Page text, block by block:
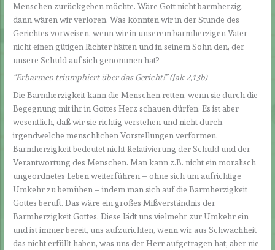
Menschen zurückgeben möchte. Wäre Gott nicht barmherzig,
dann wären wir verloren. Was könnten wir in der Stunde des
Gerichtes vorweisen, wenn wir in unserem barmherzigen Vater
nicht einen gütigen Richter hätten und in seinem Sohn den, der
unsere Schuld auf sich genommen hat?
“Erbarmen triumphiert über das Gericht!”(Jak 2,13b)
Die Barmherzigkeit kann die Menschen retten, wenn sie durch die
Begegnung mit ihr in Gottes Herz schauen dürfen. Es ist aber
wesentlich, daß wir sie richtig verstehen und nicht durch
irgendwelche menschlichen Vorstellungen verformen.
Barmherzigkeit bedeutet nicht Relativierung der Schuld und der
Verantwortung des Menschen. Man kann z.B. nicht ein moralisch
ungeordnetes Leben weiterführen – ohne sich um aufrichtige
Umkehr zu bemühen – indem man sich auf die Barmherzigkeit
Gottes beruft. Das wäre ein großes Mißverständnis der
Barmherzigkeit Gottes. Diese lädt uns vielmehr zur Umkehr ein
und ist immer bereit, uns aufzurichten, wenn wir aus Schwachheit
das nicht erfüllt haben, was uns der Herr aufgetragen hat; aber nie